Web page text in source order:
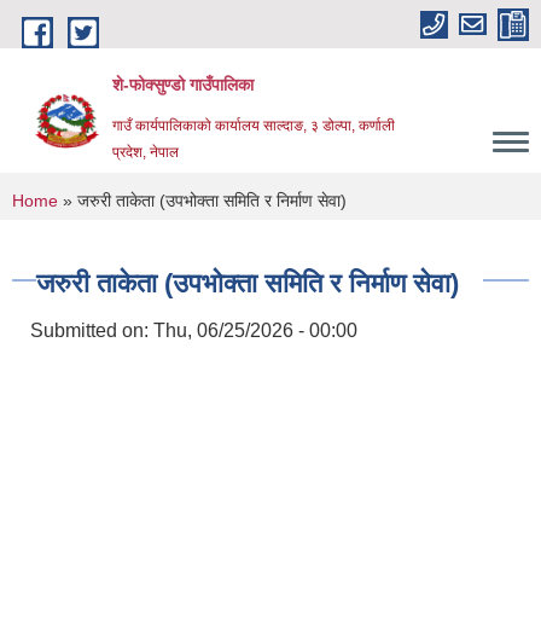
Skip to main content
शे-फोक्सुण्डो गाउँपालिका
गाउँ कार्यपालिकाको कार्यालय साल्दाङ, ३ डोल्पा, कर्णाली
प्रदेश, नेपाल
You are here
Home » जरुरी ताकेता (उपभोक्ता समिति र निर्माण सेवा)
जरुरी ताकेता (उपभोक्ता समिति र निर्माण सेवा)
Submitted on: Thu, 06/25/2026 - 00:00